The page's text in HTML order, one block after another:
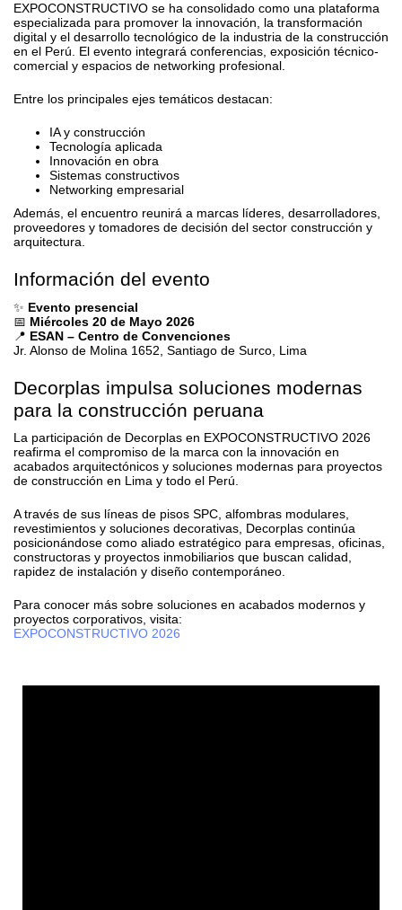
EXPOCONSTRUCTIVO se ha consolidado como una plataforma
especializada para promover la innovación, la transformación
digital y el desarrollo tecnológico de la industria de la construcción
en el Perú. El evento integrará conferencias, exposición técnico-
comercial y espacios de networking profesional.
Entre los principales ejes temáticos destacan:
IA y construcción
Tecnología aplicada
Innovación en obra
Sistemas constructivos
Networking empresarial
Además, el encuentro reunirá a marcas líderes, desarrolladores,
proveedores y tomadores de decisión del sector construcción y
arquitectura.
Información del evento
✨ Evento presencial
📅 Miércoles 20 de Mayo 2026
📍 ESAN – Centro de Convenciones
Jr. Alonso de Molina 1652, Santiago de Surco, Lima
Decorplas impulsa soluciones modernas
para la construcción peruana
La participación de Decorplas en EXPOCONSTRUCTIVO 2026
reafirma el compromiso de la marca con la innovación en
acabados arquitectónicos y soluciones modernas para proyectos
de construcción en Lima y todo el Perú.
A través de sus líneas de pisos SPC, alfombras modulares,
revestimientos y soluciones decorativas, Decorplas continúa
posicionándose como aliado estratégico para empresas, oficinas,
constructoras y proyectos inmobiliarios que buscan calidad,
rapidez de instalación y diseño contemporáneo.
Para conocer más sobre soluciones en acabados modernos y
proyectos corporativos, visita:
EXPOCONSTRUCTIVO 2026